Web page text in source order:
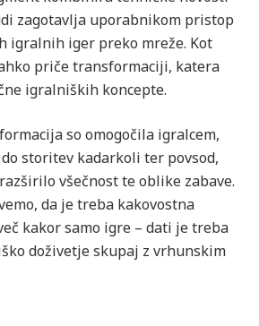
zagotavlja uporabnikom pristop
igralnih iger preko mreže. Kot
priče transformaciji, katera
igralniških koncepte.
so omogočila igralcem,
storitev kadarkoli ter povsod,
všečnost te oblike zabave.
da je treba kakovostna
kakor samo igre – dati je treba
doživetje skupaj z vrhunskim